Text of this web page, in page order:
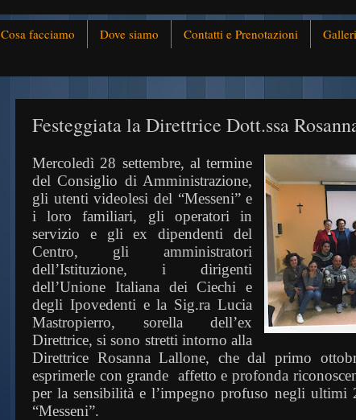
Cosa facciamo Dove siamo Contatti e Prenotazioni
Festeggiata la Direttrice Dott.ssa
Mercoledì 28 settembre, al termine
del Consiglio di Amministrazione,
gli utenti videolesi del “Messeni” e
i loro familiari, gli operatori in
servizio e gli ex dipendenti del
Centro, gli amministratori
dell’Istituzione, i dirigenti
dell’Unione Italiana dei Ciechi e
degli Ipovedenti e la Sig.ra Lucia
Mastropierro, sorella dell’ex
Direttrice, si sono stretti intorno alla
Direttrice Rosanna Lallone, che dal primo
esprimerle con grande affetto e profonda
per la sensibilità e l’impegno profuso negli ultimi
“Messeni”.